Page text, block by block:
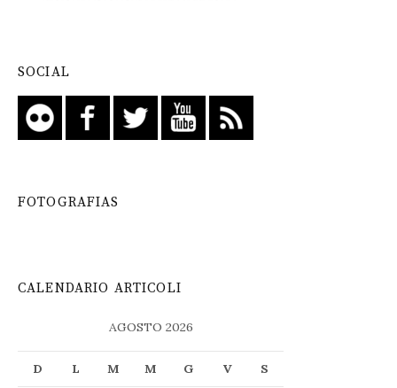
SOCIAL
FOTOGRAFIAS
CALENDARIO ARTICOLI
AGOSTO 2026
D L M M G V S